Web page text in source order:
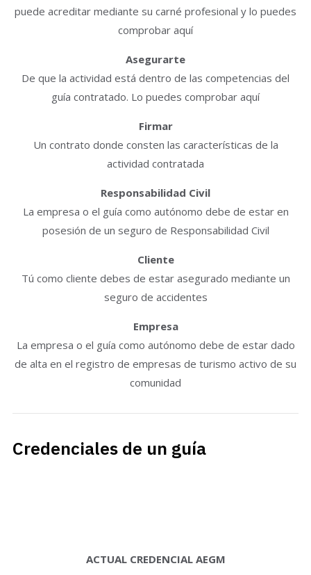
puede acreditar mediante su carné profesional y lo puedes
comprobar aquí
Asegurarte
De que la actividad está dentro de las competencias del
guía contratado. Lo puedes comprobar aquí
Firmar
Un contrato donde consten las características de la
actividad contratada
Responsabilidad Civil
La empresa o el guía como autónomo debe de estar en
posesión de un seguro de Responsabilidad Civil
Cliente
Tú como cliente debes de estar asegurado mediante un
seguro de accidentes
Empresa
La empresa o el guía como autónomo debe de estar dado
de alta en el registro de empresas de turismo activo de su
comunidad
Credenciales de un guía
ACTUAL CREDENCIAL AEGM